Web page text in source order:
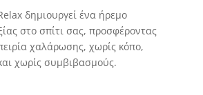
δημιουργεί ένα ήρεμο
στο σπίτι σας, προσφέροντας
χαλάρωσης, χωρίς κόπο,
χωρίς συμβιβασμούς.